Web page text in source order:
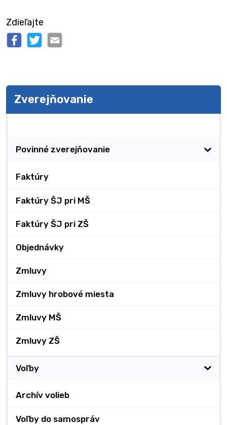
Zdieľajte
Zverejňovanie
Povinné zverejňovanie
Faktúry
Faktúry ŠJ pri MŠ
Faktúry ŠJ pri ZŠ
Objednávky
Zmluvy
Zmluvy hrobové miesta
Zmluvy MŠ
Zmluvy ZŠ
Voľby
Archív volieb
Voľby do samospráv